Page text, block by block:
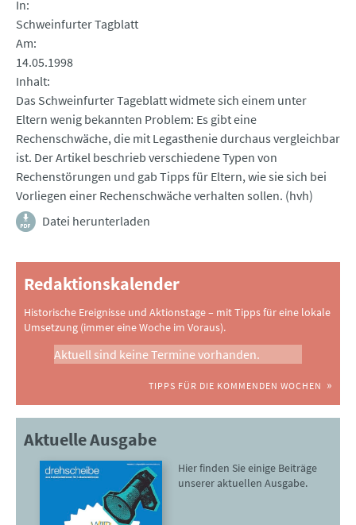
In
Schweinfurter Tagblatt
Am
14.05.1998
Inhalt
Das Schweinfurter Tageblatt widmete sich einem unter
Eltern wenig bekannten Problem: Es gibt eine
Rechenschwäche, die mit Legasthenie durchaus vergleichbar
ist. Der Artikel beschrieb verschiedene Typen von
Rechenstörungen und gab Tipps für Eltern, wie sie sich bei
Vorliegen einer Rechenschwäche verhalten sollen. (hvh)
Datei herunterladen
Redaktionskalender
Historische Ereignisse und Aktionstage – mit Tipps für eine lokale
Umsetzung (immer eine Woche im Voraus).
Aktuell sind keine Termine vorhanden.
TIPPS FÜR DIE KOMMENDEN WOCHEN
Aktuelle Ausgabe
Hier finden Sie einige Beiträge
unserer aktuellen Ausgabe.